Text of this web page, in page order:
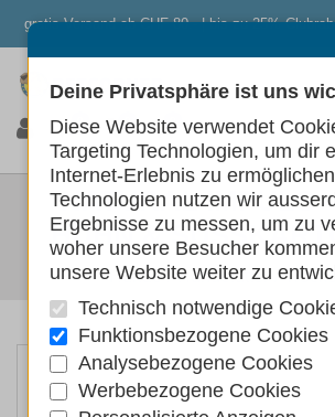
gratis Versand ab CHF 80.- | bis zu 25%
0 0 0
NATURAL IMPULS -
HUHN &
Hunde Hundefutter
Deine Privatsphäre ist uns
Diese Website verwendet
Targeting Technologien, um dir
Internet-Erlebnis zu
Technologien nutzen wir
Ergebnisse zu messen, um zu
woher unsere Besucher
unsere Website weiter zu
Technisch notwendige
Funktionsbezogene Cookies
Analysebezogene Cookies
Werbebezogene Cookies